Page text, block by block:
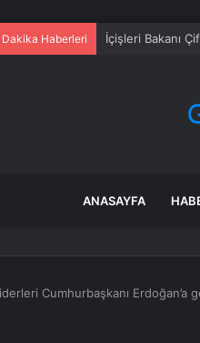
Dakika Haberleri İçişleri Bakanı
ANASAYFA
Cumhurbaşkanı